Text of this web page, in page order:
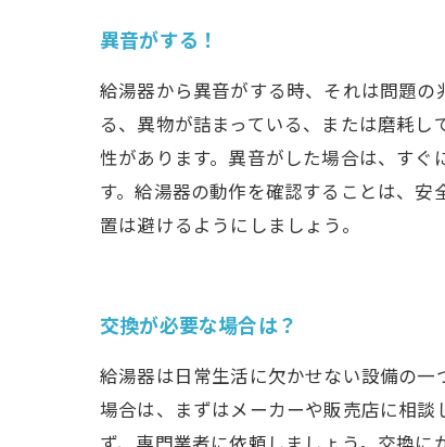
異音がする！
給湯器から異音がする時、それは問題
る、異物が詰まっている、または磨耗
性があります。異音がした場合は、す
す。給湯器の動作を確認することは、
置は避けるようにしましょう。
交換が必要な場合は？
給湯器は日常生活に欠かせない設備の
場合は、まずはメーカーや販売店に相